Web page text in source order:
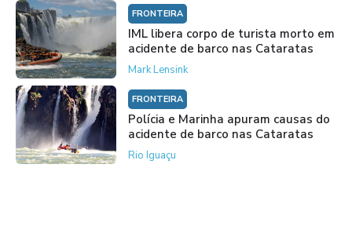
FRONTEIRA
IML libera corpo de turista morto em
acidente de barco nas Cataratas
Mark Lensink
FRONTEIRA
Polícia e Marinha apuram causas do
acidente de barco nas Cataratas
Rio Iguaçu